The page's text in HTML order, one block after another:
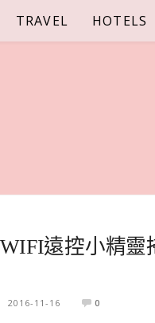
TRAVEL HOTELS
遠控小精
2016-11-16 0